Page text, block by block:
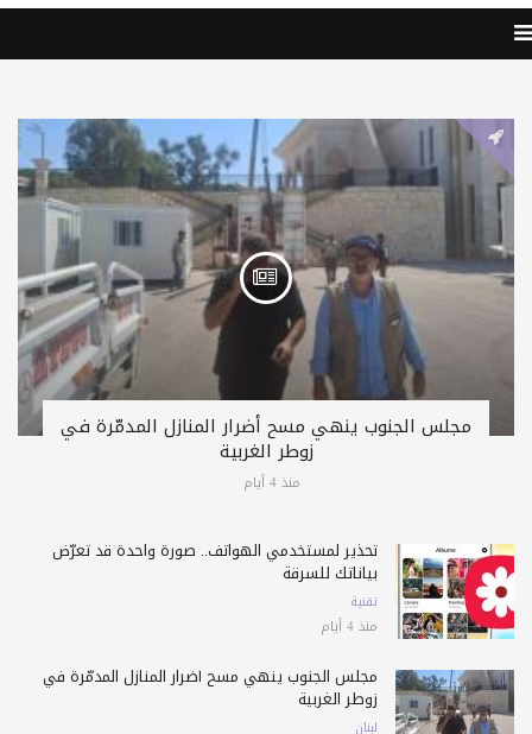
مجلس الجنوب ينهي مسح أضرار المنازل المدمّرة في
زوطر الغربية
منذ 4 أيام
تحذير لمستخدمي الهواتف.. صورة واحدة قد تعرّض
بياناتك للسرقة
تقنية
منذ 4 أيام
مجلس الجنوب ينهي مسح أضرار المنازل المدمّرة في
زوطر الغربية
لبنان